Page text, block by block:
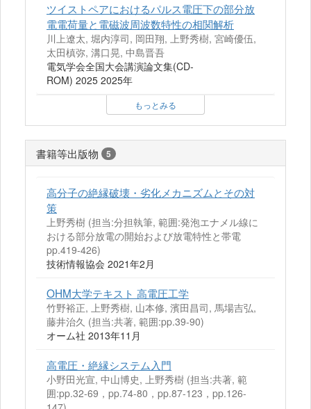
ツイストペアにおけるパルス電圧下の部分放
電電荷量と電磁波周波数特性の相関解析
川上遼太, 堀内淳司, 岡田翔, 上野秀樹, 宮崎優伍,
太田槙弥, 溝口晃, 中島晋吾
電気学会全国大会講演論文集(CD-
ROM) 2025 2025年
もっとみる
書籍等出版物 5
高分子の絶縁破壊・劣化メカニズムとその対
策
上野秀樹 (担当:分担執筆, 範囲:発泡エナメル線に
おける部分放電の開始および放電特性と帯電
pp.419-426)
技術情報協会 2021年2月
OHM大学テキスト 高電圧工学
竹野裕正, 上野秀樹, 山本修, 濱田昌司, 馬場吉弘,
藤井治久 (担当:共著, 範囲:pp.39-90)
オーム社 2013年11月
高電圧・絶縁システム入門
小野田光宣, 中山博史, 上野秀樹 (担当:共著, 範
囲:pp.32-69，pp.74-80，pp.87-123，pp.126-